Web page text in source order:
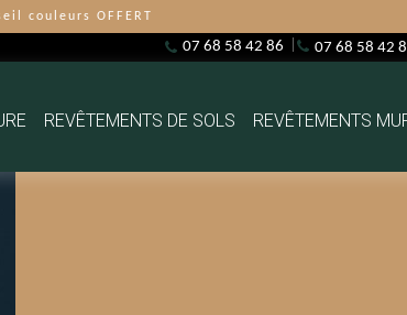
couleurs OFFERT
07 68 58 42 86 07 68 58 42
REVÊTEMENTS DE SOLS REVÊTEMENTS